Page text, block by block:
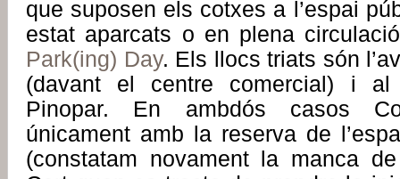
que suposen els cotxes a l’espai
estat aparcats o en plena
Park(ing) Day. Els llocs triats són
(davant el centre comercial) i
Pinopar. En ambdós casos
únicament amb la reserva de
(constatam novament la manca